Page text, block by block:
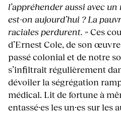
l’appréhender aussi avec
est-on aujourd’hui ? La
raciales perdurent. »Ces
d’Ernest Cole, de son
passé colonial et de notre
s’infiltrait régulièrement
dévoiler la ségrégation
médical. Lit de fortune à
entassé·es les un·es sur les